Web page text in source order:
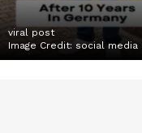
viral post
Image Credit: social media